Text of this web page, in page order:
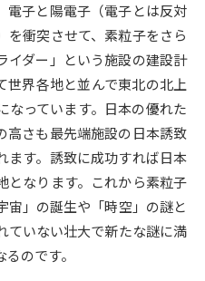
受験スケジュールを立てよう
テレメール全国一斉進学調査
電子と陽電子（電子とは反対
を衝突させて、素粒子をさら
イダー」という施設の建設計
世界各地と並んで東北の北上
なっています。日本の優れた
高さも最先端施設の日本誘致
ます。誘致に成功すれば日本
となります。これから素粒子
宙」の誕生や「時空」の謎と
ていない壮大で新たな謎に満
のです。